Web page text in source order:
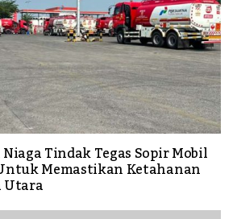
Tindak Tegas Sopir Mobil
Memastikan Ketahanan
Utara